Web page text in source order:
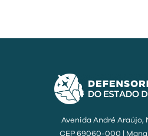
Avenida André Araújo,
CEP 69060-000 |